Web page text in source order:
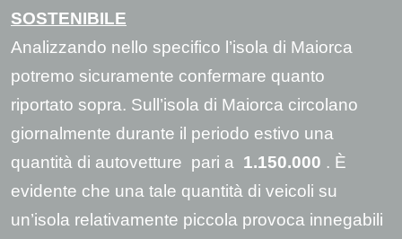
SOSTENIBILE
Analizzando nello specifico l’isola di Maiorca
potremo sicuramente confermare quanto
riportato sopra. Sull’isola di Maiorca circolano
giornalmente durante il periodo estivo una
quantità di autovetture pari a 1.150.000 . È
evidente che una tale quantità di veicoli su
un’isola relativamente piccola provoca innegabili